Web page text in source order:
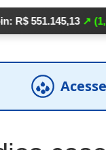
↗ (1,65) | ⛓️